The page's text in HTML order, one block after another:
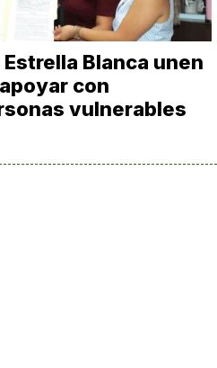
Estrella Blanca unen
con
vulnerables